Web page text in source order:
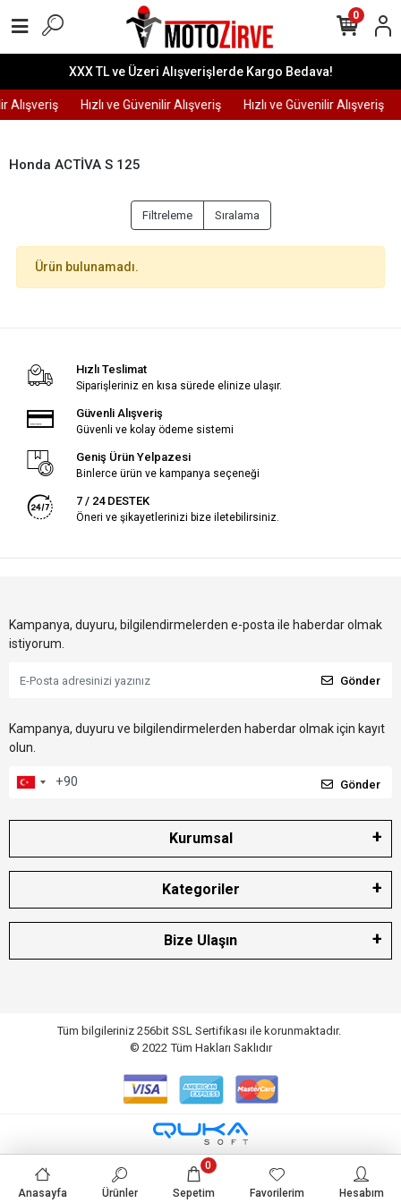
XXX TL ve Üzeri Alışverişlerde Kargo Bedava!
Alışveriş Hızlı ve Güvenilir Alışveriş Hızlı ve Güvenilir Alışveriş
0
Honda ACTİVA S 125
Filtreleme Sıralama
Ürün bulunamadı.
Hızlı Teslimat
Siparişleriniz en kısa sürede elinize ulaşır.
Güvenli Alışveriş
Güvenli ve kolay ödeme sistemi
Geniş Ürün Yelpazesi
Binlerce ürün ve kampanya seçeneği
7 / 24 DESTEK
Öneri ve şikayetlerinizi bize iletebilirsiniz.
Kampanya, duyuru, bilgilendirmelerden e-posta ile haberdar olmak
istiyorum.
Gönder
Kampanya, duyuru ve bilgilendirmelerden haberdar olmak için kayıt
olun.
Gönder
Kurumsal
Kategoriler
Bize Ulaşın
Tüm bilgileriniz 256bit SSL Sertifikası ile korunmaktadır.
© 2022 Tüm Hakları Saklıdır
Anasayfa Ürünler Sepetim
0
Favorilerim Hesabım